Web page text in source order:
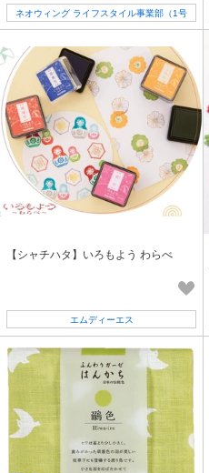
ネオウィング ライフスタイル事業部（1号
店）
【シャチハタ】いろもよう わらべ
エムディーエス